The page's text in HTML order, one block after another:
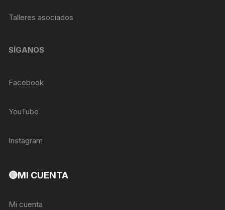
Talleres asociados
SÍGANOS
Facebook
YouTube
Instagram
🔴MI CUENTA
Mi cuenta